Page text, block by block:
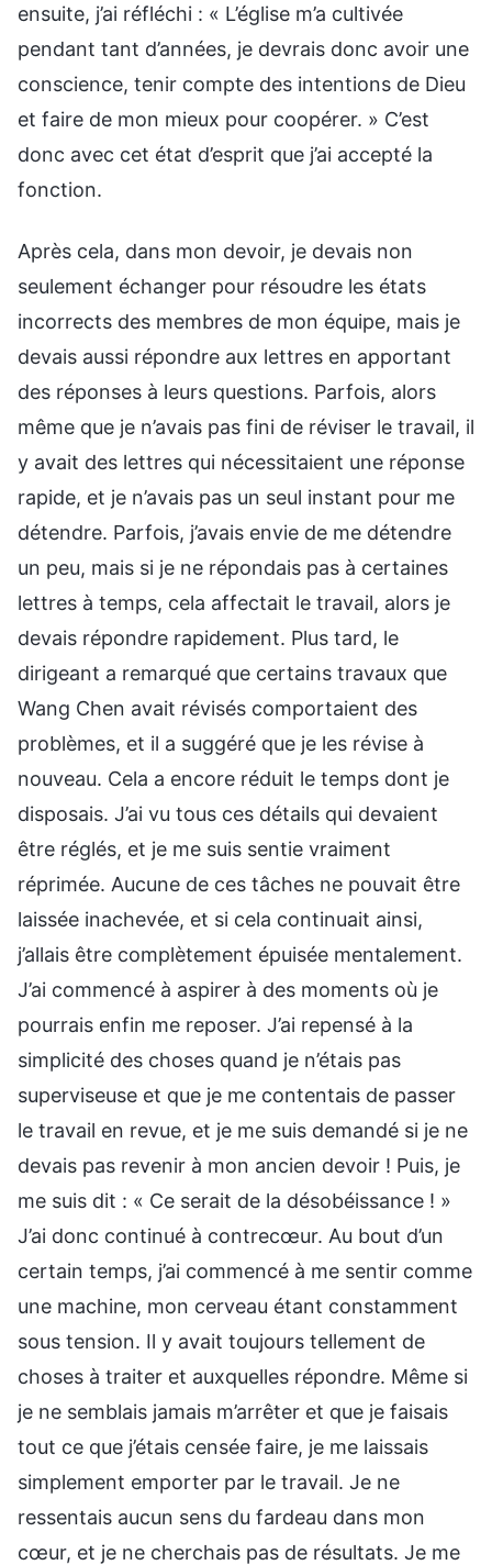
ensuite, j’ai réfléchi : « L’église m’a cultivée
pendant tant d’années, je devrais donc avoir une
conscience, tenir compte des intentions de Dieu
et faire de mon mieux pour coopérer. » C’est
donc avec cet état d’esprit que j’ai accepté la
fonction.
Après cela, dans mon devoir, je devais non
seulement échanger pour résoudre les états
incorrects des membres de mon équipe, mais je
devais aussi répondre aux lettres en apportant
des réponses à leurs questions. Parfois, alors
même que je n’avais pas fini de réviser le travail, il
y avait des lettres qui nécessitaient une réponse
rapide, et je n’avais pas un seul instant pour me
détendre. Parfois, j’avais envie de me détendre
un peu, mais si je ne répondais pas à certaines
lettres à temps, cela affectait le travail, alors je
devais répondre rapidement. Plus tard, le
dirigeant a remarqué que certains travaux que
Wang Chen avait révisés comportaient des
problèmes, et il a suggéré que je les révise à
nouveau. Cela a encore réduit le temps dont je
disposais. J’ai vu tous ces détails qui devaient
être réglés, et je me suis sentie vraiment
réprimée. Aucune de ces tâches ne pouvait être
laissée inachevée, et si cela continuait ainsi,
j’allais être complètement épuisée mentalement.
J’ai commencé à aspirer à des moments où je
pourrais enfin me reposer. J’ai repensé à la
simplicité des choses quand je n’étais pas
superviseuse et que je me contentais de passer
le travail en revue, et je me suis demandé si je ne
devais pas revenir à mon ancien devoir ! Puis, je
me suis dit : « Ce serait de la désobéissance ! »
J’ai donc continué à contrecœur. Au bout d’un
certain temps, j’ai commencé à me sentir comme
une machine, mon cerveau étant constamment
sous tension. Il y avait toujours tellement de
choses à traiter et auxquelles répondre. Même si
je ne semblais jamais m’arrêter et que je faisais
tout ce que j’étais censée faire, je me laissais
simplement emporter par le travail. Je ne
ressentais aucun sens du fardeau dans mon
cœur, et je ne cherchais pas de résultats. Je me